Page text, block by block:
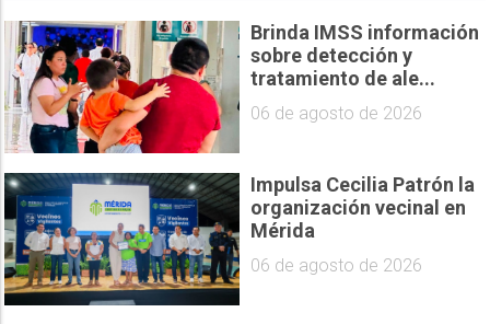
Brinda IMSS información
sobre detección y
tratamiento de ale...
06 de agosto de 2026
Impulsa Cecilia Patrón la
organización vecinal en
Mérida
06 de agosto de 2026